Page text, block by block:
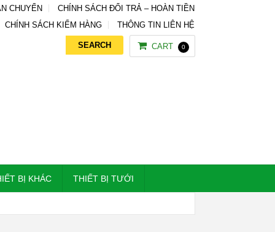
CHUYỂN
CHÍNH SÁCH ĐỔI TRẢ – HOÀN TIỀN
CHÍNH SÁCH KIỂM HÀNG
THÔNG TIN LIÊN HỆ
CART 0
BỊ KHÁC THIẾT BỊ TƯỚI